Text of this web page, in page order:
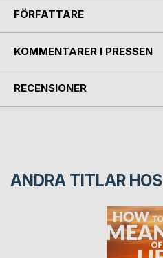
FÖRFATTARE
KOMMENTARER I PRESSEN
RECENSIONER
ANDRA TITLAR HOS